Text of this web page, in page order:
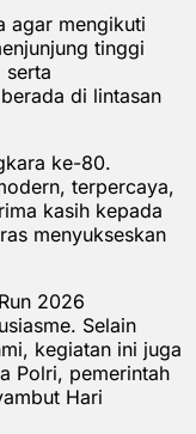
agar mengikuti
tinggi
serta
di lintasan
ke-80.
terpercaya,
kasih kepada
menyukseskan
2026
Selain
kegiatan ini juga
Polri, pemerintah
Hari